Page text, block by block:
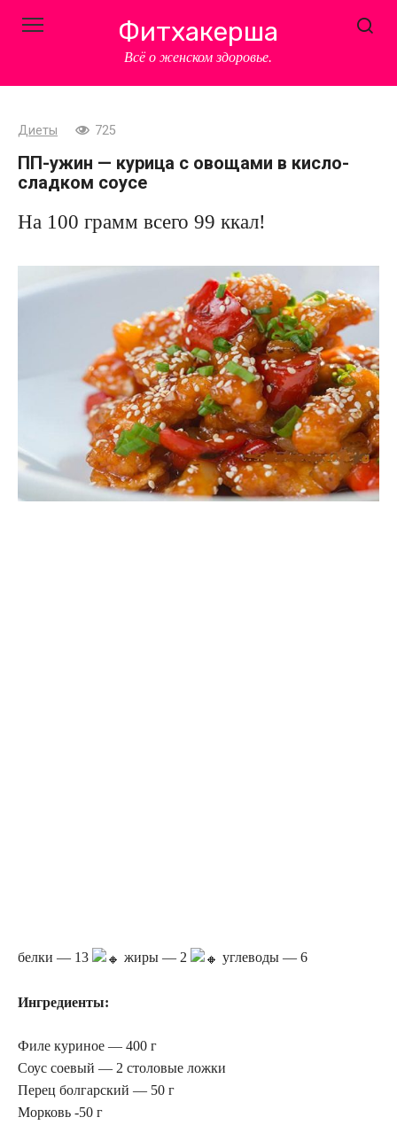
Фитхакерша
Всё о женском здоровье.
Диеты 725
ПП-ужин — курица с овощами в кисло-
сладком соусе
На 100 грамм всего 99 ккал!
белки — 13 жиры — 2 углеводы — 6
Ингредиенты:
Филе куриное — 400 г
Соус соевый — 2 столовые ложки
Перец болгарский — 50 г
Морковь -50 г